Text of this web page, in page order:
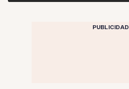
PUBLICIDAD